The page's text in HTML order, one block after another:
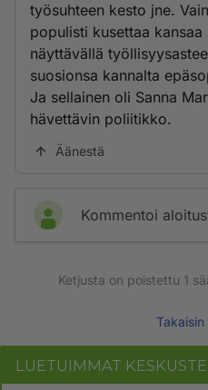
työsuhteen kesto jne.
populisti kusettaa
näyttävällä
suosionsa kannalta
Ja sellainen oli Sanna
hävettävin poliitikko.
Äänestä
Kommentoi
Ketjusta on poistettu 1
Takaisin
LUETUIMMAT